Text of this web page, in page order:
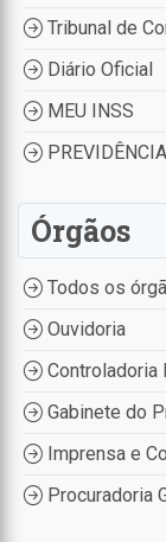
Tribunal de
Diário Oficial
MEU INSS
PREVIDÊNCIA
Órgãos
Todos os
Ouvidoria
Controladoria
Gabinete do
Imprensa e
Procuradoria